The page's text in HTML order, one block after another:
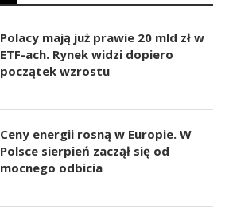
Polacy mają już prawie 20 mld zł w
ETF-ach. Rynek widzi dopiero
początek wzrostu
Ceny energii rosną w Europie. W
Polsce sierpień zaczął się od
mocnego odbicia